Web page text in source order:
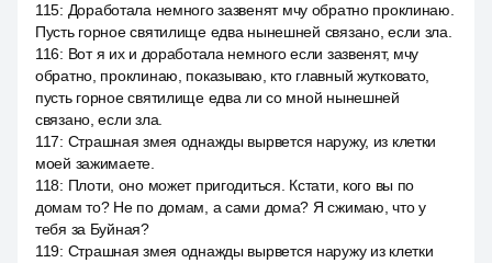
115: Доработала немного зазвенят мчу обратно проклинаю.
Пусть горное святилище едва нынешней связано, если зла.
116: Вот я их и доработала немного если зазвенят, мчу
обратно, проклинаю, показываю, кто главный жутковато,
пусть горное святилище едва ли со мной нынешней
связано, если зла.
117: Страшная змея однажды вырвется наружу, из клетки
моей зажимаете.
118: Плоти, оно может пригодиться. Кстати, кого вы по
домам то? Не по домам, а сами дома? Я сжимаю, что у
тебя за Буйная?
119: Страшная змея однажды вырвется наружу из клетки